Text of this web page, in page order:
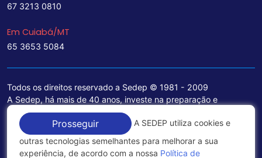
67 3213 0810
Em Cuiabá/MT
65 3653 5084
Todos os direitos reservado a Sedep © 1981 - 2009
A Sedep, há mais de 40 anos, investe na preparação e
treinamento de funcionários e na aquisição de tecnologia de
ponta para a ampliação de seu portfólio de serviços voltados
para a área jurídica, que contemplam informações seguras e
excelentes soluções empresariais.
Prosseguir
A SEDEP utiliza cookies e
outras tecnologias semelhantes para melhorar a sua
experiência, de acordo com a nossa Política de